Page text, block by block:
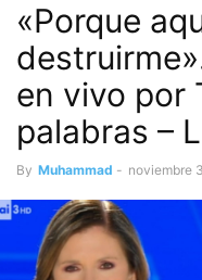
«Porque
en vivo por
palabras –
By Muhammad - noviembre